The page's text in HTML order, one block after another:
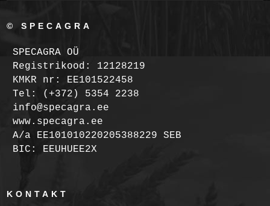
© SPECAGRA
SPECAGRA OÜ
Registrikood: 12128219
KMKR nr: EE101522458
Tel: (+372) 5354 2238
info@specagra.ee
www.specagra.ee
A/a EE101010220205388229 SEB
BIC: EEUHUEE2X
KONTAKT